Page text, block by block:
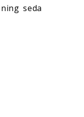
seda